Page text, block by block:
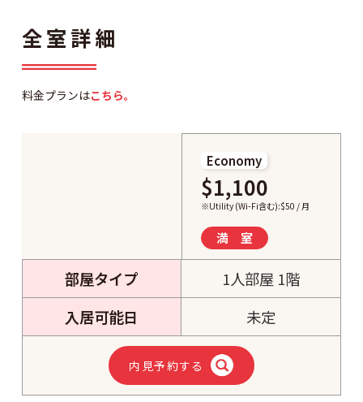
全室詳細
料金プランはこちら。
Economy
$1,100
※Utility (Wi-Fi含む):$50 / 月
満 室
部屋タイプ
1人部屋 1階
入居可能日
未定
内見予約する